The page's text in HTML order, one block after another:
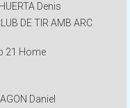
Denis
DE TIR AMB ARC
21 Home
Daniel